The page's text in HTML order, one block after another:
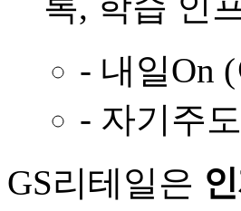
- 내일On
- 자기주
GS리테일은